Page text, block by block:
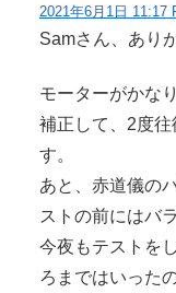
2021年6月1日 11:17
Samさん、あり
モーターがかな
補正して、2度
す。
あと、赤道儀の
ストの前にはバ
今夜もテストを
ろまではいった